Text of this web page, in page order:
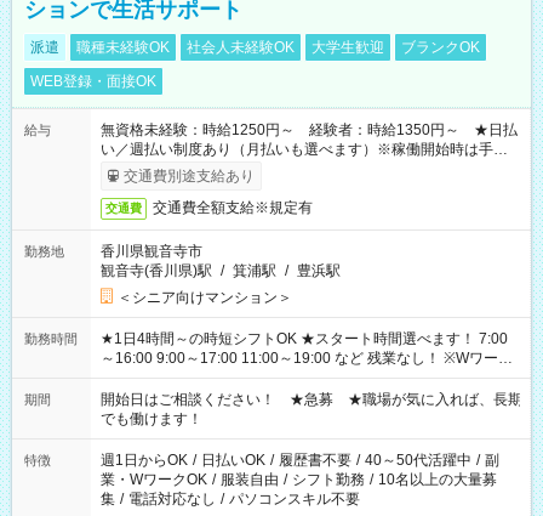
ションで生活サポート
派遣 職種未経験OK 社会人未経験OK 大学生歓迎
ブランクOK
WEB登録・面接OK
給与
無資格未経験：時給1250円～ 経験者：時給1350円～ ★日払
い／週払い制度あり（月払いも選べます）※稼働開始時は手続き
完了次第のお支払いとなります。
交通費別途支給あり
交通費 交通費全額支給※規定有
勤務地
香川県観音寺市
観音寺(香川県)駅 / 箕浦駅 / 豊浜駅
＜シニア向けマンション＞
勤務時間
★1日4時間～の時短シフトOK ★スタート時間選べます！ 7:00
～16:00 9:00～17:00 11:00～19:00 など 残業なし！ ※Wワーク
の場合、他のお仕事と合わせ週40時間超の就業はご案内できま
せん ※法令に基づき、週20時間以上勤務は社会保険への加入対
象となります ※労働者派遣法（日雇い派遣の原則禁止）によ
り、短時間・短期間の就業はご案内が難しい場合があります
期間
開始日はご相談ください！ ★急募 ★職場が気に入れば、長期
でも働けます！
特徴 週1日からOK / 日払いOK / 履歴書不要 / 40～50代活躍中 / 副
業・WワークOK / 服装自由 / シフト勤務 / 10名以上の大量募
集 / 電話対応なし / パソコンスキル不要